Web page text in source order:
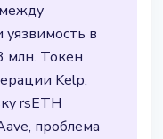
в
млн. Токен
Kelp,
rsETH
проблема